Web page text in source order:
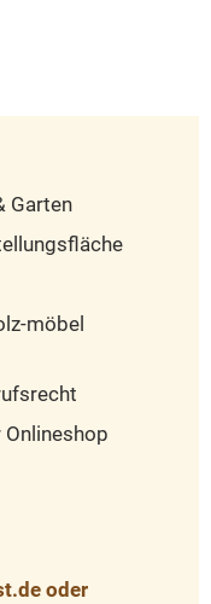
Garten
möbel
oder